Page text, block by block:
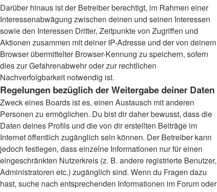
Darüber hinaus ist der Betreiber berechtigt, im Rahmen einer
Interessenabwägung zwischen deinen und seinen Interessen
sowie den Interessen Dritter, Zeitpunkte von Zugriffen und
Aktionen zusammen mit deiner IP-Adresse und der von deinem
Browser übermittelter Browser-Kennung zu speichern, sofern
dies zur Gefahrenabwehr oder zur rechtlichen
Nachverfolgbarkeit notwendig ist.
Regelungen bezüglich der Weitergabe deiner Daten
Zweck eines Boards ist es, einen Austausch mit anderen
Personen zu ermöglichen. Du bist dir daher bewusst, dass die
Daten deines Profils und die von dir erstellten Beiträge im
Internet öffentlich zugänglich sein können. Der Betreiber kann
jedoch festlegen, dass einzelne Informationen nur für einen
eingeschränkten Nutzerkreis (z. B. andere registrierte Benutzer,
Administratoren etc.) zugänglich sind. Wenn du Fragen dazu
hast, suche nach entsprechenden Informationen im Forum oder